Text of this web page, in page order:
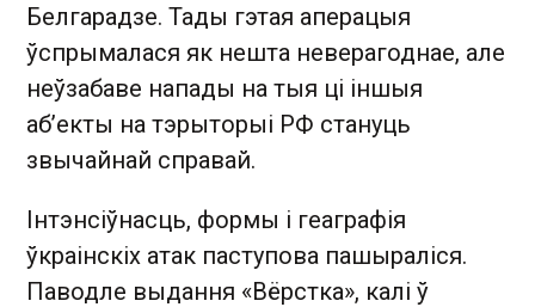
Белгарадзе. Тады гэтая аперацыя
ўспрымалася як нешта неверагоднае, але
неўзабаве напады на тыя ці іншыя
абʼекты на тэрыторыі РФ стануць
звычайнай справай.
Інтэнсіўнасць, формы і геаграфія
ўкраінскіх атак паступова пашыраліся.
Паводле выдання «Вёрстка», калі ў